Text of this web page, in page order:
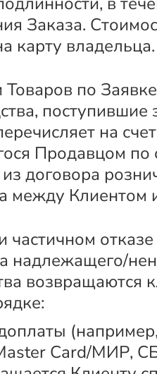
Заказа.
карту владельца.
Товаров по
поступившие
на
Продавцом по
договора
между Клиентом
отказе
надлежащего/
возвращаются
Card/МИР,